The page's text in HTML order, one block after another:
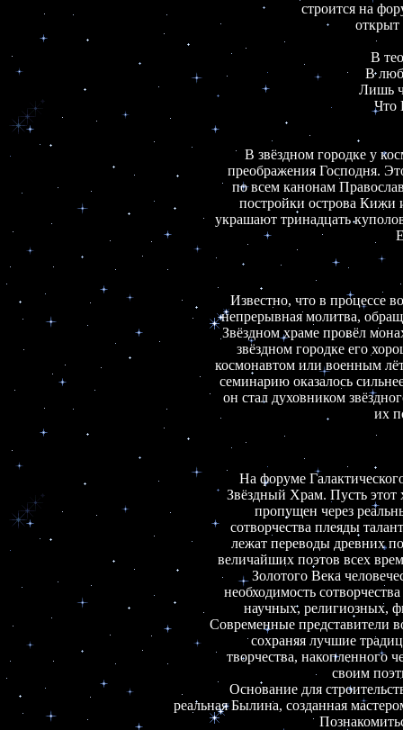
строится на
открыт
В
В
В звёздном городке у
преображения Господня.
по всем канонам
постройки острова Кижи
украшают тринадцать
Известно, что в процессе
непрерывная молитва,
Звёздном храме провёл
звёздном городке его
космонавтом или военным
семинарию оказалось
он стал духовником
их
На форуме
Звёздный Храм. Пусть этот
пропущен через
сотворчества плеяды
лежат переводы древних
величайших поэтов всех
Золотого Века
необходимость
научных, религиозных,
Современные представители
сохраняя лучшие
творчества, накопленного
своим
Основание для
реальная Былина, созданная